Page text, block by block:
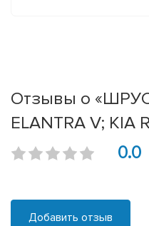
Отзывы о «ШРУС
ELANTRA V; KIA
0.0
Добавить отзыв